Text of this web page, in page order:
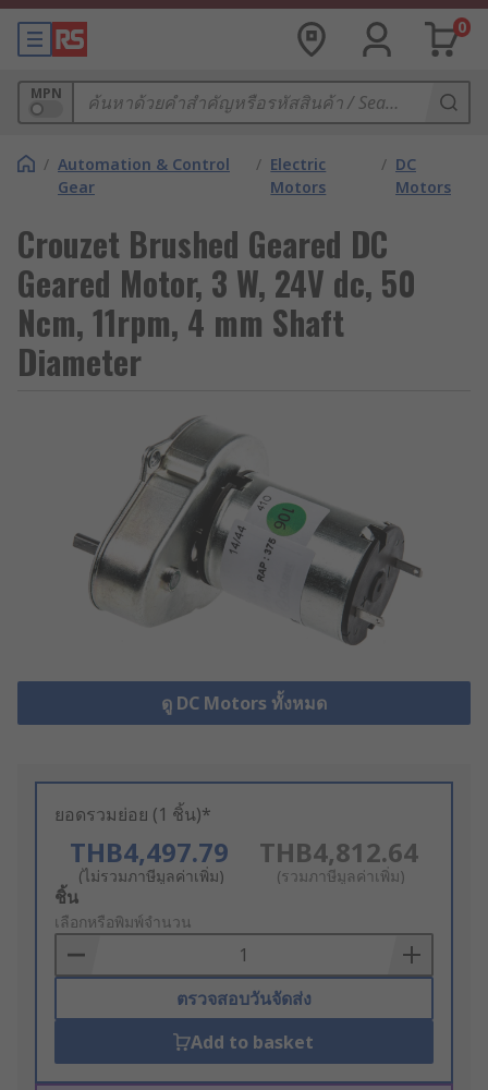
0
MPN
/ Automation & Control
Gear
/ Electric
Motors
/ DC
Motors
Crouzet Brushed Geared DC
Geared Motor, 3 W, 24V dc, 50
Ncm, 11rpm, 4 mm Shaft
Diameter
ดู DC Motors ทั้งหมด
ยอดรวมย่อย (1 ชิ้น)*
THB4,497.79
(ไม่รวมภาษีมูลค่าเพิ่ม)
THB4,812.64
(รวมภาษีมูลค่าเพิ่ม)
Add
to
Basket
ชิ้น
เลือกหรือพิมพ์จำนวน
ตรวจสอบวันจัดส่ง
Add to basket